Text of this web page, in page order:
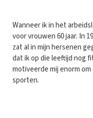
Wanneer ik in het
voor vrouwen 60 jaar. In
zat al in mijn hersenen
dat ik op die leeftijd nog
motiveerde mij enorm
sporten.